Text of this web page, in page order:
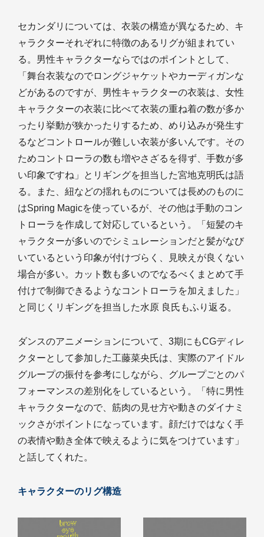
セカンダリについては、衣装の構造が異なるため、キ
ャラクターそれぞれに特徴のあるリグが組まれてい
る。男性キャラクターならではのポイントとして、
「舞台衣装なのでロングジャケットやカーディガンな
どがあるのですが、男性キャラクターの衣装は、女性
キャラクターの衣装に比べて衣装の重ね着の数が多か
ったり挙動が狭かったりするため、めり込みが発生す
るなどコントロールが難しい衣装が多いんです。その
ためコントローラの数も増やさざるを得ず、手数が多
い印象ですね」とリギングを担当した宮地克明氏は語
る。また、紐などの揺れものについては長めのものに
はSpring Magicを使っているが、その他は手動のコン
トローラを作成して対応しているという。「短髪のキ
ャラクターが多いのでシミュレーションだと髪がなび
いているという印象が付けづらく、見映えが良くない
場合が多い。カット数も多いのでなるべくまとめて手
付けで制御できるようなコントローラを加えました」
と同じくリギングを担当した水原 良氏もふり返る。
ダンスのアニメーションについて、3期にもCGディレ
クターとして参加した工藤菜央氏は、実際のアイドル
グループの振付を参考にしながら、グループごとのパ
フォーマンスの差別化をしているという。「特に男性
キャラクターなので、筋肉の見せ方や動きのダイナミ
ックさがポイントになっています。顔だけではなく手
の表情や動き全体で映えるように気をつけています」
と話してくれた。
キャラクターのリグ構造